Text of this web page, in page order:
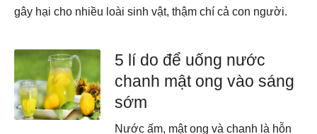
gây hại cho nhiều loài sinh vật, thậm chí cả con người.
5 lí do để uống nước
chanh mật ong vào sáng
sớm
Nước ấm, mật ong và chanh là hỗn